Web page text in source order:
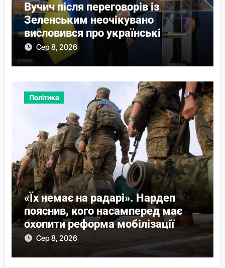
Вучич після переговорів із
Зеленським неочікувано
висловився про українські
території
Сер 8, 2026
Політика
«Їх немає на радарі». Нардеп
пояснив, кого насамперед має
охопити реформа мобілізації
Сер 8, 2026